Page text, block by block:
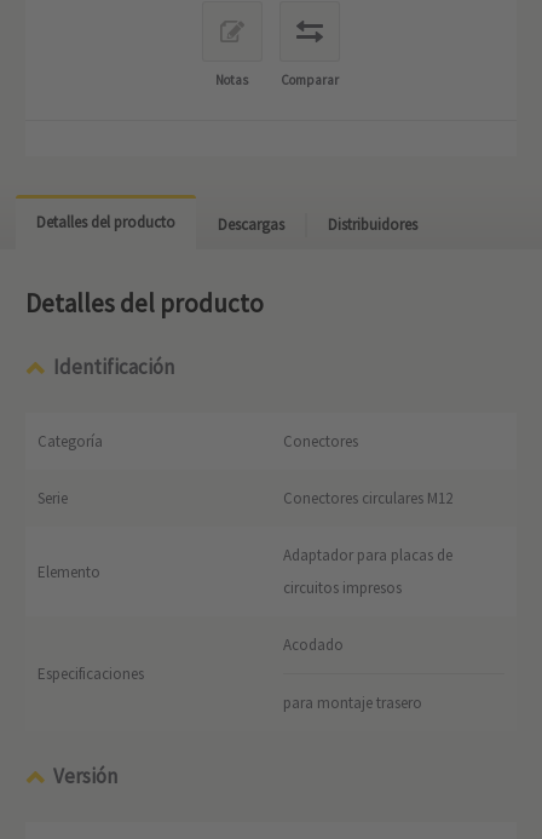
Notas Comparar
Detalles del producto Descargas Distribuidores
Detalles del producto
Identificación
Categoría Conectores
Serie Conectores circulares M12
Elemento
Adaptador para placas de
circuitos impresos
Especificaciones
Acodado
para montaje trasero
Versión